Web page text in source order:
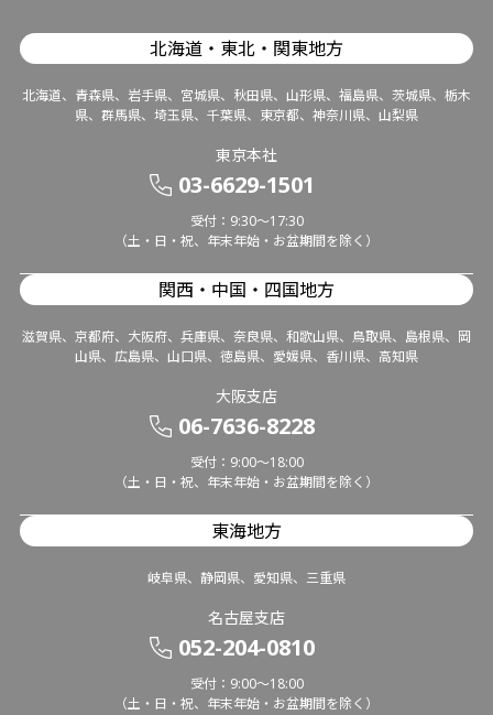
北海道・東北・関東地方
北海道、青森県、岩手県、宮城県、秋田県、山形県、福島県、茨城県、栃木
県、群馬県、埼玉県、千葉県、東京都、神奈川県、山梨県
東京本社
03-6629-1501
受付：9:30～17:30
（土・日・祝、年末年始・お盆期間を除く）
関西・中国・四国地方
滋賀県、京都府、大阪府、兵庫県、奈良県、和歌山県、鳥取県、島根県、岡
山県、広島県、山口県、徳島県、愛媛県、香川県、高知県
大阪支店
06-7636-8228
受付：9:00～18:00
（土・日・祝、年末年始・お盆期間を除く）
東海地方
岐阜県、静岡県、愛知県、三重県
名古屋支店
052-204-0810
受付：9:00～18:00
（土・日・祝、年末年始・お盆期間を除く）